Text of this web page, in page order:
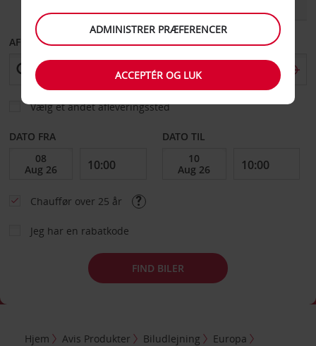
AFHENT FRA
Vælg et andet afleveringssted
DATO FRA DATO TIL
Chauffør over 25 år
Jeg har en rabatkode
FIND BILER
Hjem Avis Produkter Biludlejning
Europa
ADMINISTRER PRÆFERENCER
ACCEPTÉR OG LUK